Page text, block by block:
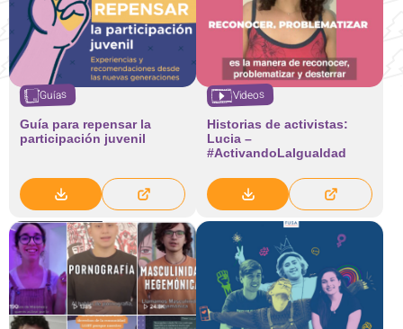
Guías
Guía para repensar la
participación juvenil
Videos
Historias de activistas:
Lucia –
#ActivandoLaIgualdad